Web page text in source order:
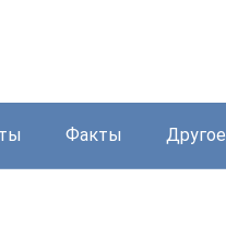
Факты Другое